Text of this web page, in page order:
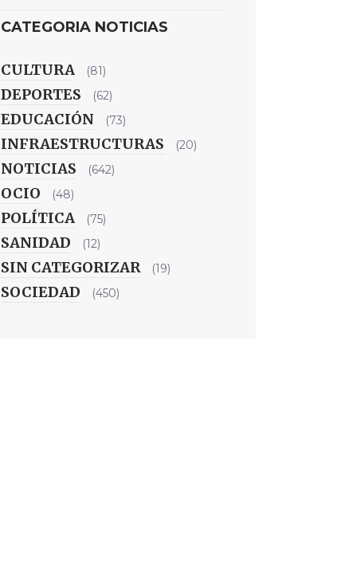
CATEGORIA NOTICIAS
CULTURA (81)
DEPORTES (62)
EDUCACIÓN (73)
INFRAESTRUCTURAS (20)
NOTICIAS (642)
OCIO (48)
POLÍTICA (75)
SANIDAD (12)
SIN CATEGORIZAR (19)
SOCIEDAD (450)